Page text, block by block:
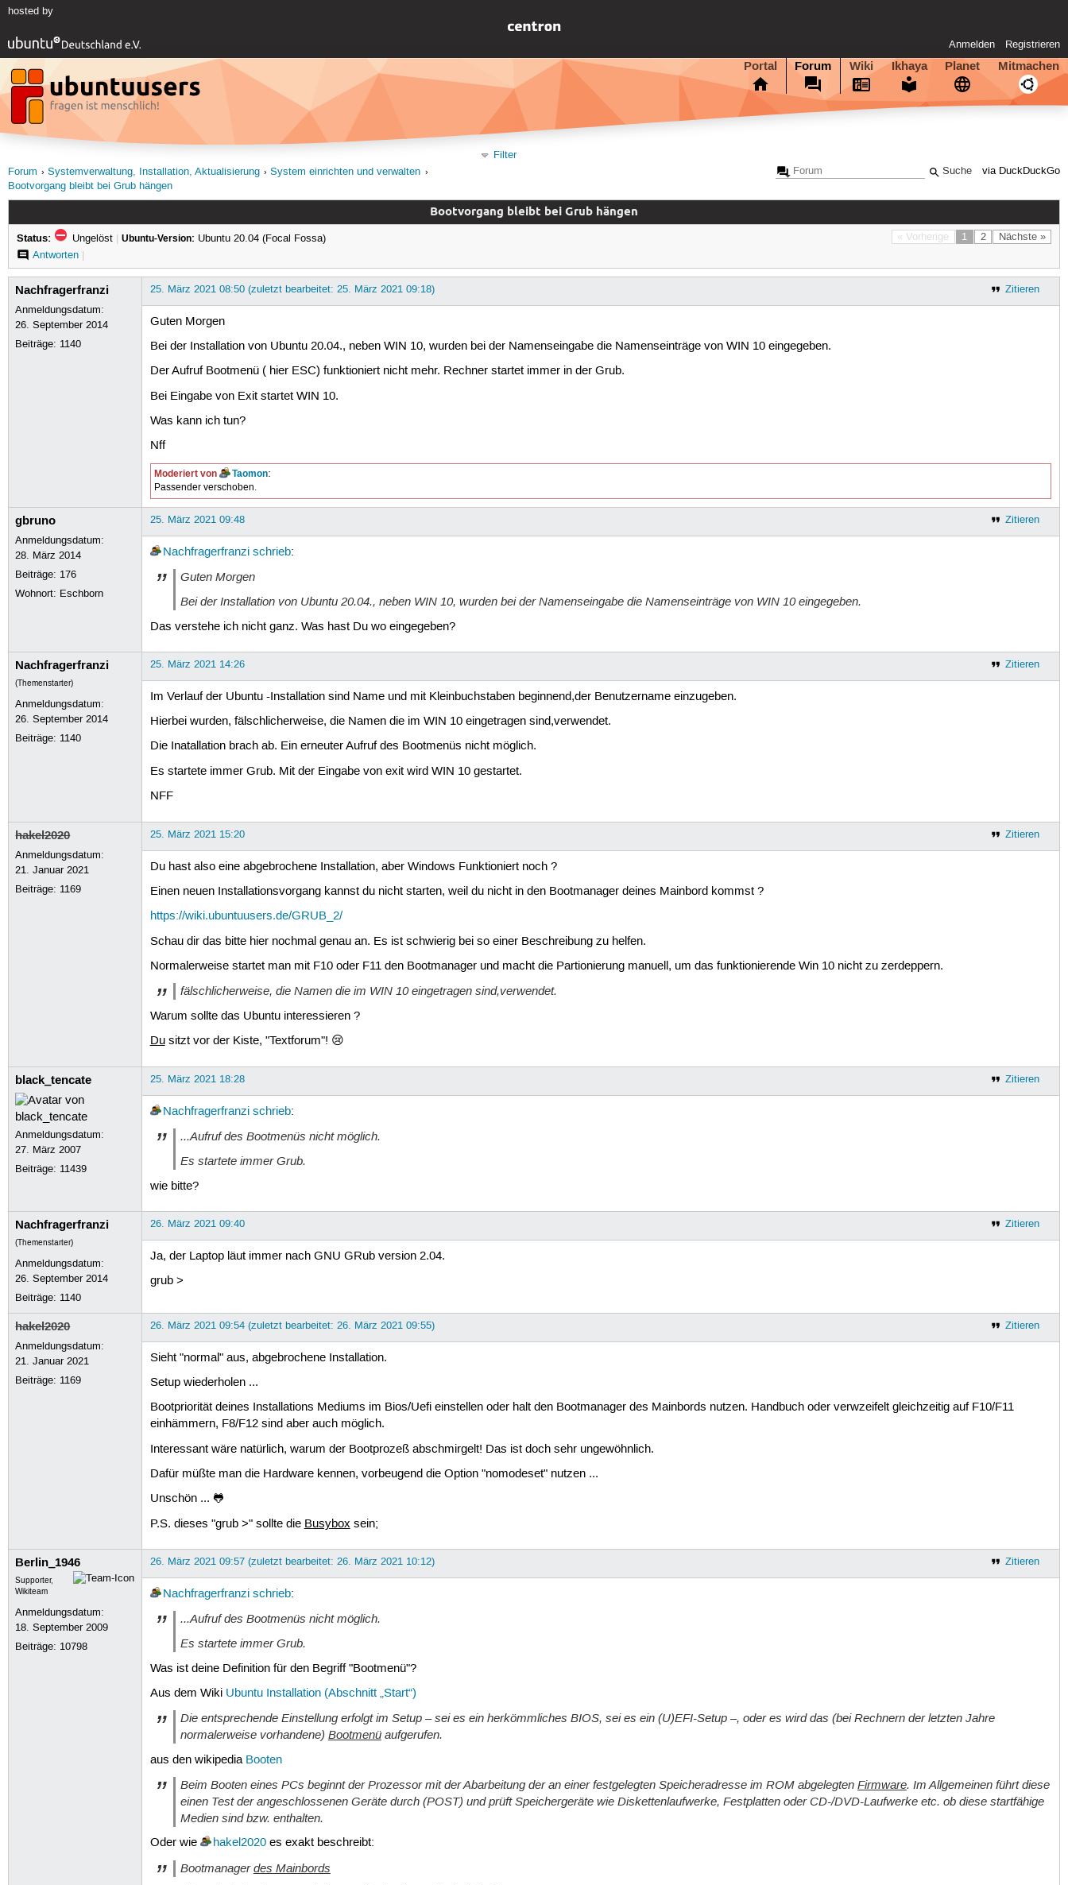
hosted by
Anmelden Registrieren
Portal Forum Wiki Ikhaya Planet Mitmachen
via DuckDuckGo
Filter
Forum
Systemverwaltung, Installation, Aktualisierung
System einrichten und verwalten
Bootvorgang bleibt bei Grub hängen
Bootvorgang bleibt bei Grub hängen
« Vorherige 1 2 Nächste »
Status: Ungelöst | Ubuntu-Version: Ubuntu 20.04 (Focal Fossa)
Antworten|
Nachfragerfranzi
Anmeldungsdatum:
26. September 2014
Beiträge: 1140
Zitieren
25. März 2021 08:50 (zuletzt bearbeitet: 25. März 2021 09:18)
Guten Morgen
Bei der Installation von Ubuntu 20.04., neben WIN 10, wurden bei der Namenseingabe die Namenseinträge von WIN 10 eingegeben.
Der Aufruf Bootmenü ( hier ESC) funktioniert nicht mehr. Rechner startet immer in der Grub.
Bei Eingabe von Exit startet WIN 10.
Was kann ich tun?
Nff
Moderiert von Taomon:
Passender verschoben.
gbruno
Anmeldungsdatum:
28. März 2014
Beiträge: 176
Wohnort: Eschborn
Zitieren
25. März 2021 09:48
Nachfragerfranzi schrieb:
Guten Morgen
Bei der Installation von Ubuntu 20.04., neben WIN 10, wurden bei der Namenseingabe die Namenseinträge von WIN 10 eingegeben.
Das verstehe ich nicht ganz. Was hast Du wo eingegeben?
Nachfragerfranzi
(Themenstarter)
Anmeldungsdatum:
26. September 2014
Beiträge: 1140
Zitieren
25. März 2021 14:26
Im Verlauf der Ubuntu -Installation sind Name und mit Kleinbuchstaben beginnend,der Benutzername einzugeben.
Hierbei wurden, fälschlicherweise, die Namen die im WIN 10 eingetragen sind,verwendet.
Die Inatallation brach ab. Ein erneuter Aufruf des Bootmenüs nicht möglich.
Es startete immer Grub. Mit der Eingabe von exit wird WIN 10 gestartet.
NFF
hakel2020
Anmeldungsdatum:
21. Januar 2021
Beiträge: 1169
Zitieren
25. März 2021 15:20
Du hast also eine abgebrochene Installation, aber Windows Funktioniert noch ?
Einen neuen Installationsvorgang kannst du nicht starten, weil du nicht in den Bootmanager deines Mainbord kommst ?
https://wiki.ubuntuusers.de/GRUB_2/
Schau dir das bitte hier nochmal genau an. Es ist schwierig bei so einer Beschreibung zu helfen.
Normalerweise startet man mit F10 oder F11 den Bootmanager und macht die Partionierung manuell, um das funktionierende Win 10 nicht zu zerdeppern.
fälschlicherweise, die Namen die im WIN 10 eingetragen sind,verwendet.
Warum sollte das Ubuntu interessieren ?
Dusitzt vor der Kiste, "Textforum"! 😢
black_tencate
Anmeldungsdatum:
27. März 2007
Beiträge: 11439
Zitieren
25. März 2021 18:28
Nachfragerfranzi schrieb:
...Aufruf des Bootmenüs nicht möglich.
Es startete immer Grub.
wie bitte?
Nachfragerfranzi
(Themenstarter)
Anmeldungsdatum:
26. September 2014
Beiträge: 1140
Zitieren
26. März 2021 09:40
Ja, der Laptop läut immer nach GNU GRub version 2.04.
grub >
hakel2020
Anmeldungsdatum:
21. Januar 2021
Beiträge: 1169
Zitieren
26. März 2021 09:54 (zuletzt bearbeitet: 26. März 2021 09:55)
Sieht "normal" aus, abgebrochene Installation.
Setup wiederholen ...
Bootpriorität deines Installations Mediums im Bios/Uefi einstellen oder halt den Bootmanager des Mainbords nutzen. Handbuch oder verwzeifelt gleichzeitig auf F10/F11
einhämmern, F8/F12 sind aber auch möglich.
Interessant wäre natürlich, warum der Bootprozeß abschmirgelt! Das ist doch sehr ungewöhnlich.
Dafür müßte man die Hardware kennen, vorbeugend die Option "nomodeset" nutzen ...
Unschön ... 🐸
P.S. dieses "grub >" sollte die Busybox sein;
Berlin_1946
Supporter,
Wikiteam
Anmeldungsdatum:
18. September 2009
Beiträge: 10798
Zitieren
26. März 2021 09:57 (zuletzt bearbeitet: 26. März 2021 10:12)
Nachfragerfranzi schrieb:
...Aufruf des Bootmenüs nicht möglich.
Es startete immer Grub.
Was ist deine Definition für den Begriff "Bootmenü"?
Aus dem Wiki Ubuntu Installation (Abschnitt „Start“)
Die entsprechende Einstellung erfolgt im Setup – sei es ein herkömmliches BIOS, sei es ein (U)EFI-Setup –, oder es wird das (bei Rechnern der letzten Jahre
normalerweise vorhandene) Bootmenüaufgerufen.
aus den wikipedia Booten
Beim Booten eines PCs beginnt der Prozessor mit der Abarbeitung der an einer festgelegten Speicheradresse im ROM abgelegten Firmware. Im Allgemeinen führt diese
einen Test der angeschlossenen Geräte durch (POST) und prüft Speichergeräte wie Diskettenlaufwerke, Festplatten oder CD-/DVD-Laufwerke etc. ob diese startfähige
Medien sind bzw. enthalten.
Oder wie hakel2020es exakt beschreibt:
Bootmanagerdes Mainbords